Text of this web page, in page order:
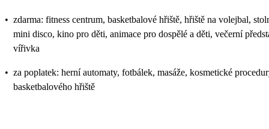
• zdarma: fitness centrum, basketbalové hřiště, hřiště na volejbal,
mini disco, kino pro děti, animace pro dospělé a děti, večerní
vířivka
• za poplatek: herní automaty, fotbálek, masáže, kosmetické
basketbalového hřiště